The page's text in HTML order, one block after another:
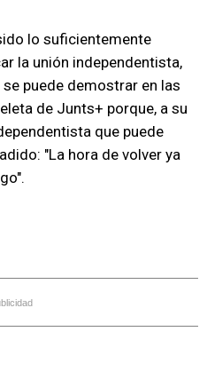
lo suficientemente
la unión independentista,
puede demostrar en las
de Junts+ porque, a su
que puede
"La hora de volver ya